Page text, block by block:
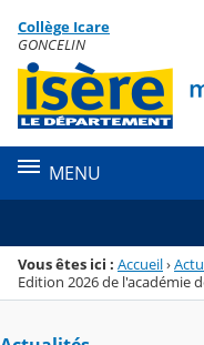
Menu de la rubrique
Contenu
Collège Icare
GONCELIN
MENU
Vous êtes ici : Accueil›
Edition 2026 de l'académie